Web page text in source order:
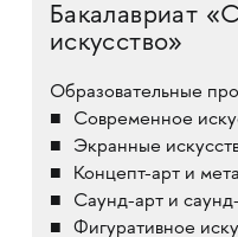
Бакалавриат
искусство»
Образовательные
Современное
Экранные
Концепт-арт и
Саунд-арт и
Фигуративное